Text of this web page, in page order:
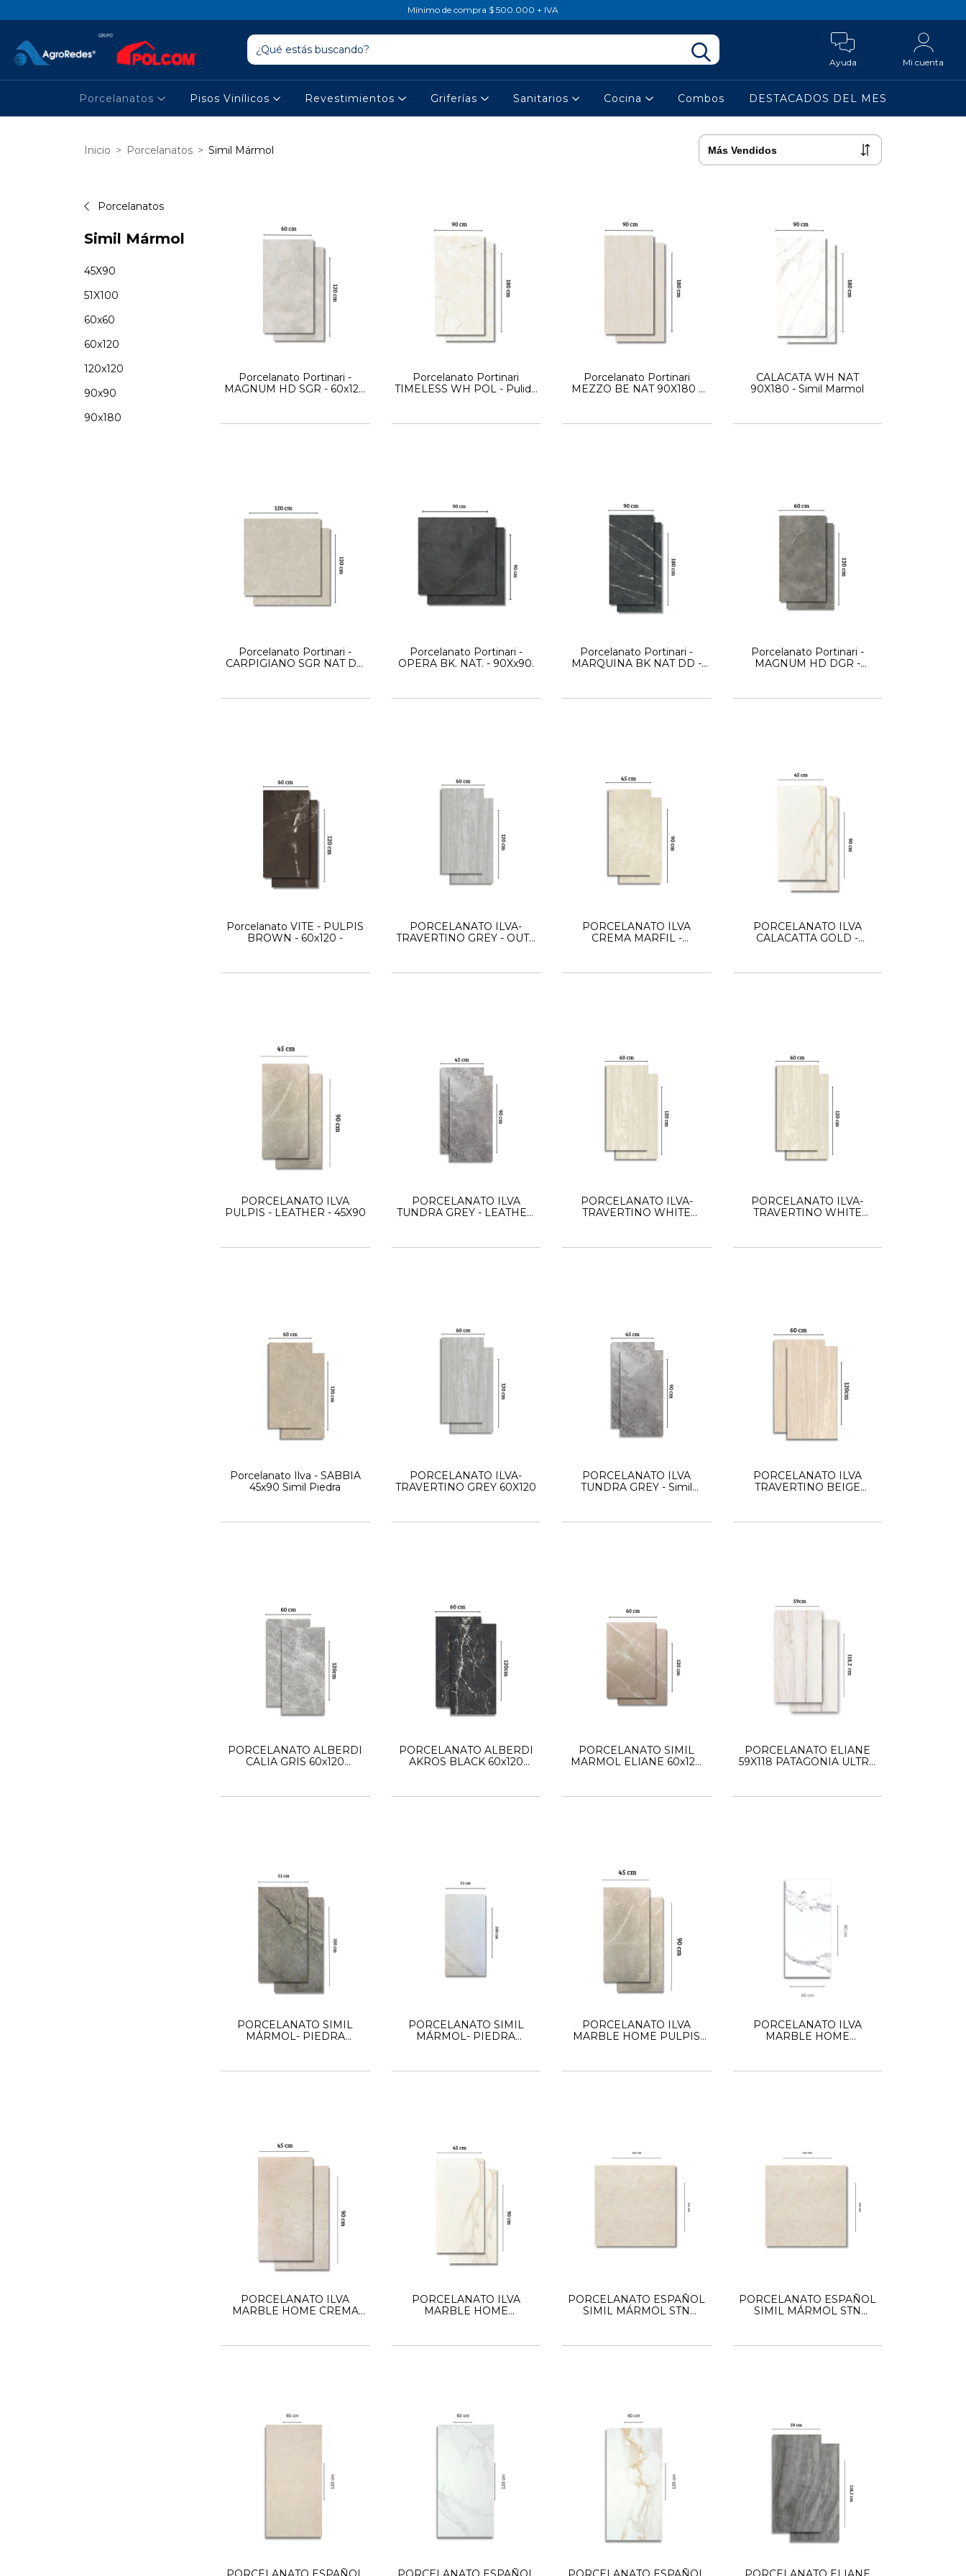
Mínimo de compra $ 500.000 + IVA
Ayuda Mi cuenta
Porcelanatos Pisos Vinílicos Revestimientos Griferías Sanitarios Cocina Combos DESTACADOS DEL MES
Inicio > Porcelanatos > Simil Mármol
Porcelanatos
Simil Mármol
45X90
51X100
60x60
60x120
120x120
90x90
90x180
Porcelanato Portinari -
MAGNUM HD SGR - 60x120
Porcelanato Portinari
TIMELESS WH POL - Pulido
Porcelanato Portinari
MEZZO BE NAT 90X180 -
CALACATA WH NAT
90X180 - Simil Marmol
Porcelanato Portinari -
CARPIGIANO SGR NAT DD
Porcelanato Portinari -
OPERA BK. NAT. - 90Xx90.
Porcelanato Portinari -
MARQUINA BK NAT DD -
Porcelanato Portinari -
MAGNUM HD DGR -
Porcelanato VITE - PULPIS
BROWN - 60x120 -
PORCELANATO ILVA-
TRAVERTINO GREY - OUT -
PORCELANATO ILVA
CREMA MARFIL -
PORCELANATO ILVA
CALACATTA GOLD -
PORCELANATO ILVA
PULPIS - LEATHER - 45X90
PORCELANATO ILVA
TUNDRA GREY - LEATHER
PORCELANATO ILVA-
TRAVERTINO WHITE
PORCELANATO ILVA-
TRAVERTINO WHITE
Porcelanato Ilva - SABBIA
45x90 Simil Piedra
PORCELANATO ILVA-
TRAVERTINO GREY 60X120
PORCELANATO ILVA
TUNDRA GREY - Simil
PORCELANATO ILVA
TRAVERTINO BEIGE
PORCELANATO ALBERDI
CALIA GRIS 60x120
PORCELANATO ALBERDI
AKROS BLACK 60x120
PORCELANATO SIMIL
MARMOL ELIANE 60x120
PORCELANATO ELIANE
59X118 PATAGONIA ULTRA
PORCELANATO SIMIL
MÁRMOL- PIEDRA
PORCELANATO SIMIL
MÁRMOL- PIEDRA
PORCELANATO ILVA
MARBLE HOME PULPIS
PORCELANATO ILVA
MARBLE HOME
PORCELANATO ILVA
MARBLE HOME CREMA
PORCELANATO ILVA
MARBLE HOME
PORCELANATO ESPAÑOL
SIMIL MÁRMOL STN
PORCELANATO ESPAÑOL
SIMIL MÁRMOL STN